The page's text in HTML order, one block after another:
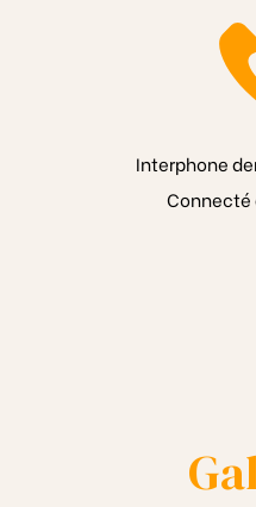
Interphone
Connecté